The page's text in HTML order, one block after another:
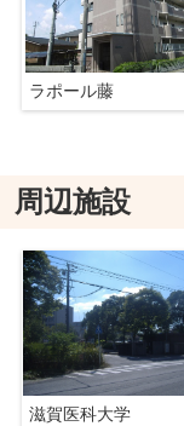
ラポール藤
周辺施設
滋賀医科大学